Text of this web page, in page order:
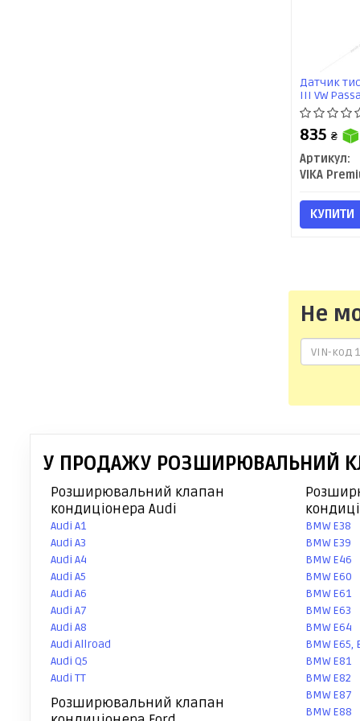
Датчик
III VW
835 ₴
Артикул:
VIKA
КУПИТИ
Не
У ПРОДАЖУ РОЗШИРЮВАЛЬНИЙ
Розширювальний клапан
кондиціонера Audi
Audi A1
Audi A3
Audi A4
Audi A5
Audi A6
Audi A7
Audi A8
Audi Allroad
Audi Q5
Audi TT
BMW E38
BMW E39
BMW E46
BMW E60
BMW E61
BMW E63
BMW E64
BMW E65,
BMW E81
BMW E82
BMW E87
BMW E88
Розширювальний клапан